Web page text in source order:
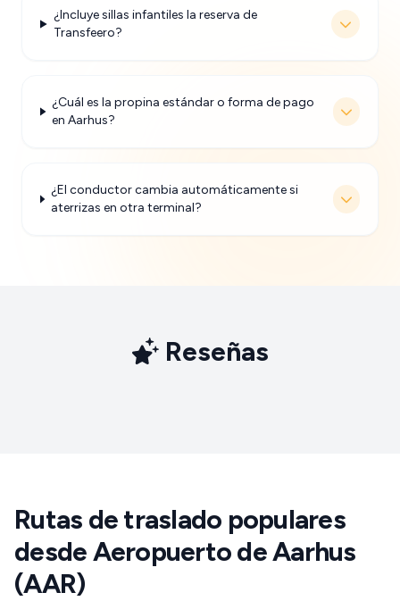
¿Incluye sillas infantiles la reserva de
Transfeero?
¿Cuál es la propina estándar o forma de pago
en Aarhus?
¿El conductor cambia automáticamente si
aterrizas en otra terminal?
Reseñas
Rutas de traslado populares
desde Aeropuerto de Aarhus
(AAR)